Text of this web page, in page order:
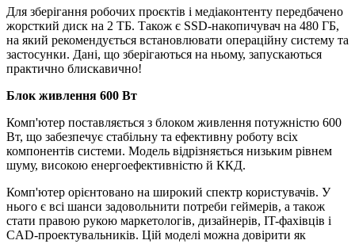
Для зберігання робочих проєктів і медіаконтенту передбачено
жорсткий диск на 2 ТБ. Також є SSD-накопичувач на 480 ГБ,
на який рекомендується встановлювати операційну систему та
застосунки. Дані, що зберігаються на ньому, запускаються
практично блискавично!
Блок живлення 600 Вт
Комп'ютер поставляється з блоком живлення потужністю 600
Вт, що забезпечує стабільну та ефективну роботу всіх
компонентів системи. Модель відрізняється низьким рівнем
шуму, високою енергоефективністю й ККД.
Комп'ютер орієнтовано на широкий спектр користувачів. У
нього є всі шанси задовольнити потреби геймерів, а також
стати правою рукою маркетологів, дизайнерів, IT-фахівців і
CAD-проектувальників. Цій моделі можна довірити як